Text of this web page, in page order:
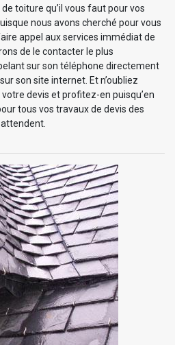
toiture qu’il vous faut pour vos
nous avons cherché pour vous
appel aux services immédiat de
de le contacter le plus
sur son téléphone directement
son site internet. Et n’oubliez
devis et profitez-en puisqu’en
tous vos travaux de devis des